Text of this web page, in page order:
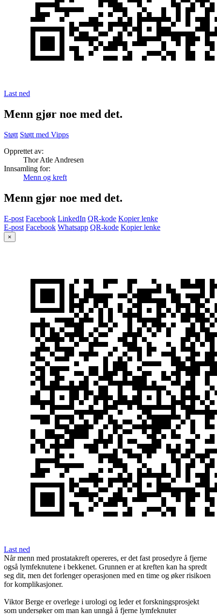
Last ned
Menn gjør noe med det.
Støtt Støtt med Vipps
Opprettet av:
Thor Atle Andresen
Innsamling for:
Menn og kreft
Menn gjør noe med det.
E-post Facebook LinkedIn QR-kode Kopier lenke
E-post Facebook Whatsapp QR-kode Kopier lenke
×
Last ned
Når menn med prostatakreft opereres, er det fast prosedyre å fjerne
også lymfeknutene i bekkenet. Grunnen er at kreften kan ha spredt
seg dit, men det forlenger operasjonen med en time og øker risikoen
for komplikasjoner.
Viktor Berge er overlege i urologi og leder et forskningsprosjekt
som undersøker om man kan unngå å fjerne lymfeknuter